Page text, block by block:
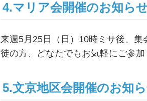
4.マリア会開催のお知ら
来週5月25日（日）10時ミサ後、
徒の方、どなたでもお気軽にご参加
5.文京地区会開催のお知